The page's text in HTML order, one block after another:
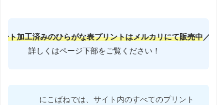
済みのひらがな表プリントはメルカリにて販売中／
くはページ下部をご覧ください！
にこばねでは、サイト内のすべてのプリント